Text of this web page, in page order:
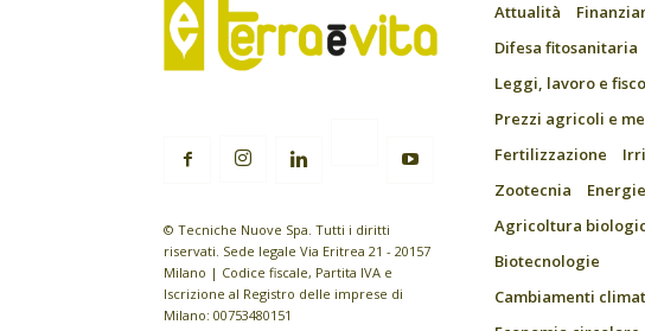
© Tecniche Nuove Spa. Tutti i diritti
riservati. Sede legale Via Eritrea 21 - 20157
Milano | Codice fiscale, Partita IVA e
Iscrizione al Registro delle imprese di
Milano: 00753480151
Attualità
Difesa fitosanitaria
Leggi, lavoro e fisco
Prezzi agricoli e
Fertilizzazione
Zootecnia
Agricoltura
Biotecnologie
Cambiamenti